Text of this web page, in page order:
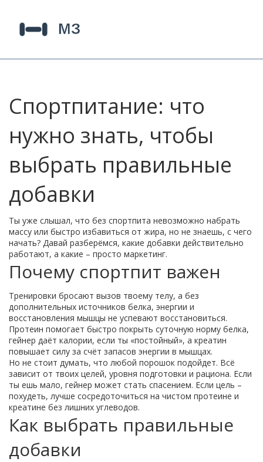
Спортпитание: что
нужно знать, чтобы
выбрать правильные
добавки
Ты уже слышал, что без спортпита невозможно набрать
массу или быстро избавиться от жира, но не знаешь, с чего
начать? Давай разберёмся, какие добавки действительно
работают, а какие – просто маркетинг.
Почему спортпит важен
Тренировки бросают вызов твоему телу, а без
дополнительных источников белка, энергии и
восстановления мышцы не успевают восстановиться.
Протеин помогает быстро покрыть суточную норму белка,
гейнер даёт калории, если ты «постойный», а креатин
повышает силу за счёт запасов энергии в мышцах.
Но не стоит думать, что любой порошок подойдет. Всё
зависит от твоих целей, уровня подготовки и рациона. Если
ты ешь мало, гейнер может стать спасением. Если цель –
похудеть, лучше сосредоточиться на чистом протеине и
креатине без лишних углеводов.
Как выбрать правильные
добавки